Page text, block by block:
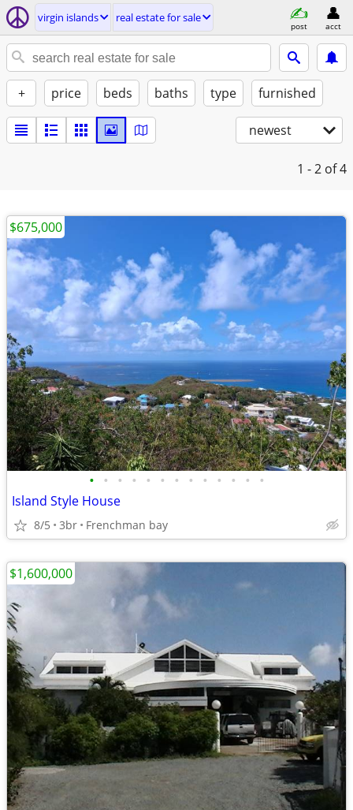
virgin islands real estate for sale
post acct
+ price beds baths type furnished
newest
1 - 2 of 4
• • • • • • • • • • • • •
Island Style House
8/5 3br Frenchman bay
$675,000
$1,600,000